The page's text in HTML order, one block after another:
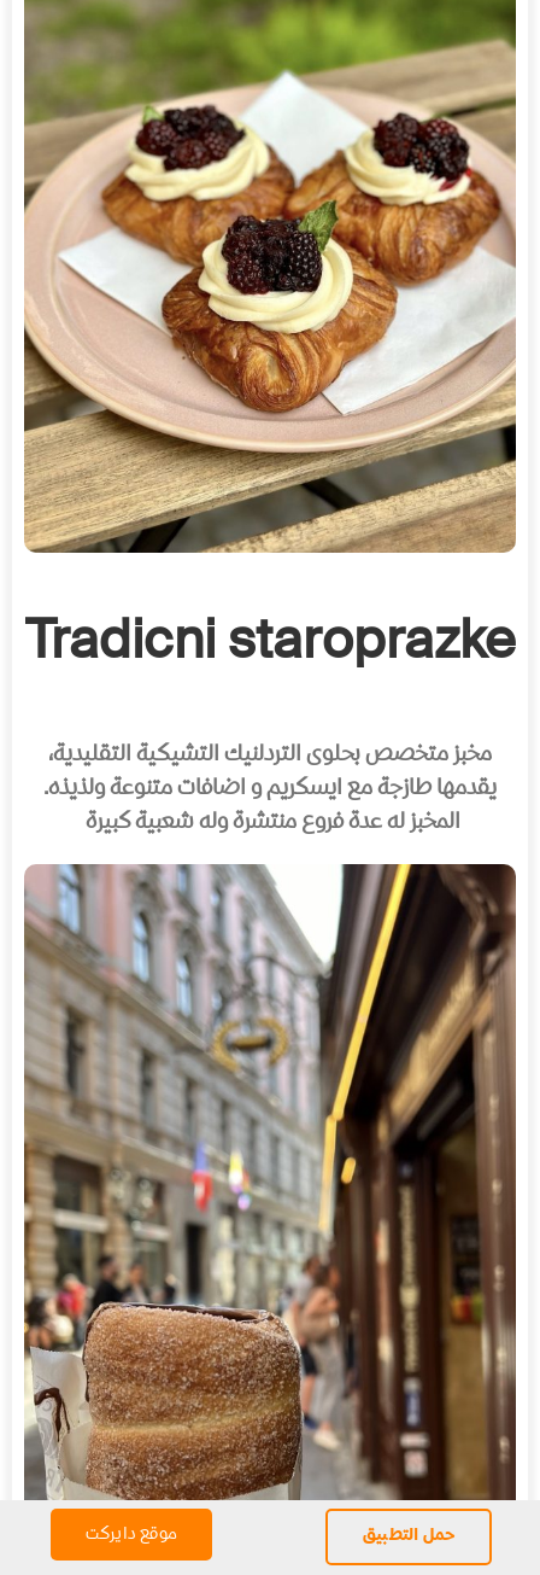
Tradicni staroprazke
مخبز متخصص بحلوى التردلنيك التشيكية التقليدية،
يقدمها طازجة مع ايسكريم و اضافات متنوعة ولذيذه.
المخبز له عدة فروع منتشرة وله شعبية كبيرة
حمل التطبيق موقع دايركت